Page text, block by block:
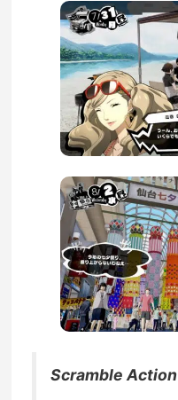
Scramble Action